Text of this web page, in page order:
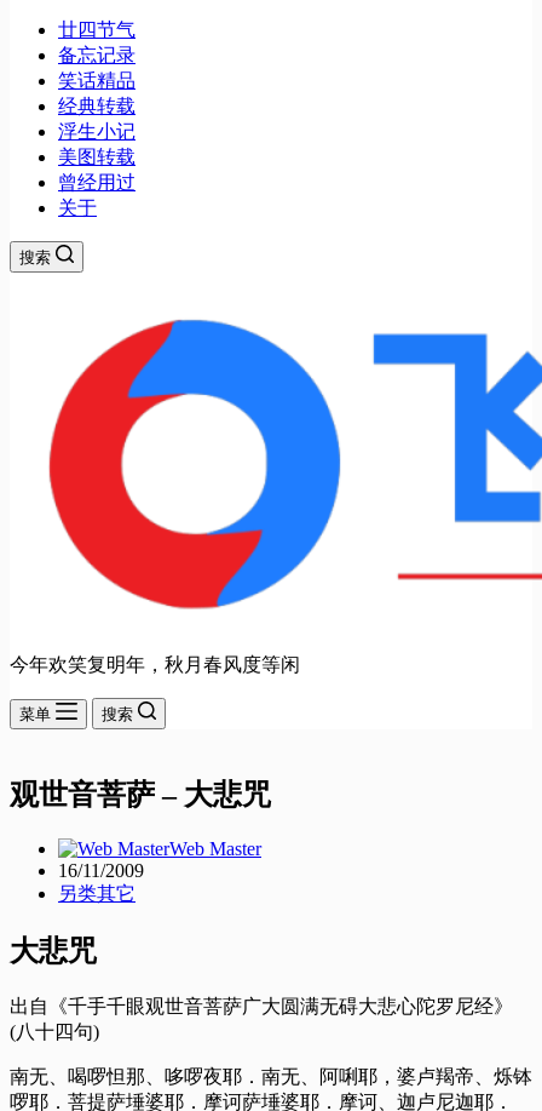
廿四节气
备忘记录
笑话精品
经典转载
浮生小记
美图转载
曾经用过
关于
搜索
今年欢笑复明年，秋月春风度等闲
菜单 搜索
观世音菩萨 – 大悲咒
Web Master
16/11/2009
另类其它
大悲咒
出自《千手千眼观世音菩萨广大圆满无碍大悲心陀罗尼经》
(八十四句)
南无、喝啰怛那、哆啰夜耶．南无、阿唎耶，婆卢羯帝、烁钵
啰耶．菩提萨埵婆耶．摩诃萨埵婆耶．摩诃、迦卢尼迦耶．